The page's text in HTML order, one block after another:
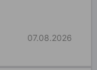
07.08.2026